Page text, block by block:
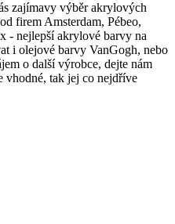
zajímavy výběr akrylových
firem Amsterdam, Pébeo,
- nejlepší akrylové barvy na
i olejové barvy VanGogh, nebo
o další výrobce, dejte nám
vhodné, tak jej co nejdříve